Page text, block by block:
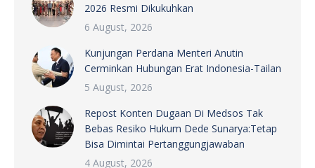
2026 Resmi Dikukuhkan
6 August, 2026
Kunjungan Perdana Menteri Anutin
Cerminkan Hubungan Erat Indonesia-Tailan
5 August, 2026
Repost Konten Dugaan Di Medsos Tak
Bebas Resiko Hukum Dede Sunarya:Tetap
Bisa Dimintai Pertanggungjawaban
4 August, 2026